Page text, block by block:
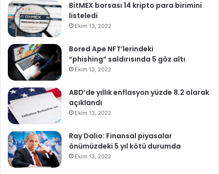
BitMEX borsası 14 kripto para birimini
listeledi
Ekim 13, 2022
Bored Ape NFT’lerindeki
“phishing” saldırısında 5 göz altı
Ekim 13, 2022
ABD’de yıllık enflasyon yüzde 8.2 olarak
açıklandı
Ekim 13, 2022
Ray Dalio: Finansal piyasalar
önümüzdeki 5 yıl kötü durumda
Ekim 13, 2022